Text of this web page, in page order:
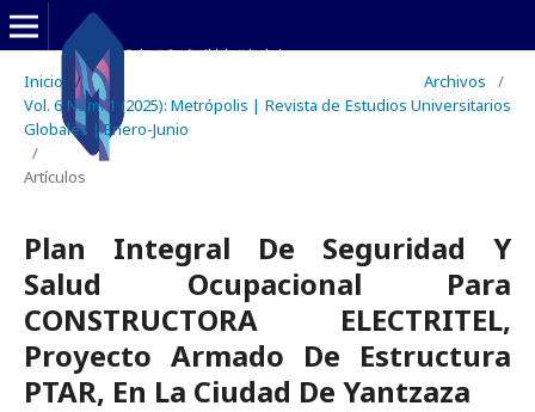
Inicio / Archivos
/
Vol. 6 Núm. 1 (2025): Metrópolis | Revista de Estudios Universitarios
Globales | Enero-Junio
/
Artículos
Plan Integral De Seguridad Y
Salud Ocupacional Para
CONSTRUCTORA ELECTRITEL,
Proyecto Armado De Estructura
PTAR, En La Ciudad De Yantzaza